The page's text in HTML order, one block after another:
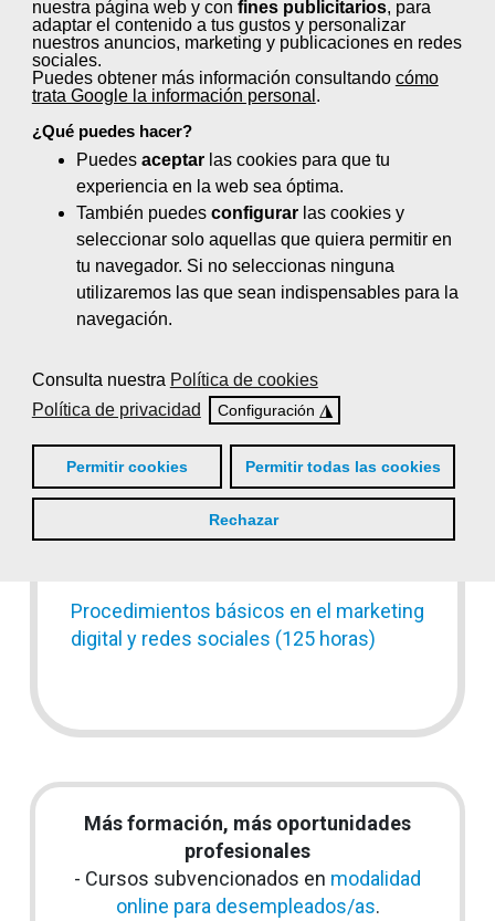
nuestra página web y con fines publicitarios, para
adaptar el contenido a tus gustos y personalizar
nuestros anuncios, marketing y publicaciones en redes
sociales.
Puedes obtener más información consultando cómo
trata Google la información personal .
¿Qué puedes hacer?
Puedes aceptarlas cookies para que tu
experiencia en la web sea óptima.
También puedes configurarlas cookies y
seleccionar solo aquellas que quiera permitir en
tu navegador. Si no seleccionas ninguna
utilizaremos las que sean indispensables para la
navegación.
Consulta nuestra Política de cookies
Política de privacidad
Configuración ◮
Permitir cookies Permitir todas las cookies
Rechazar
Control de quejas y reclamaciones (20
horas)
El servicio de comidas en centros
sanitarios y sociosanitarios (100 horas)
Gestión de la calidad de servicio en el
sector de la hostelería (40 horas)
Logística en bar: Aprovisionamiento y
almacenaje de alimentos y bebidas (35
horas)
Organización de eventos y protocolo (65
horas)
Planificación de menús y dietas
especiales (20 horas)
Prevención de riesgos laborales en la
Procedimientos básicos en el marketing
digital y redes sociales (125 horas)
Más formación, más oportunidades
profesionales
- Cursos subvencionados en modalidad
online para desempleados/as.